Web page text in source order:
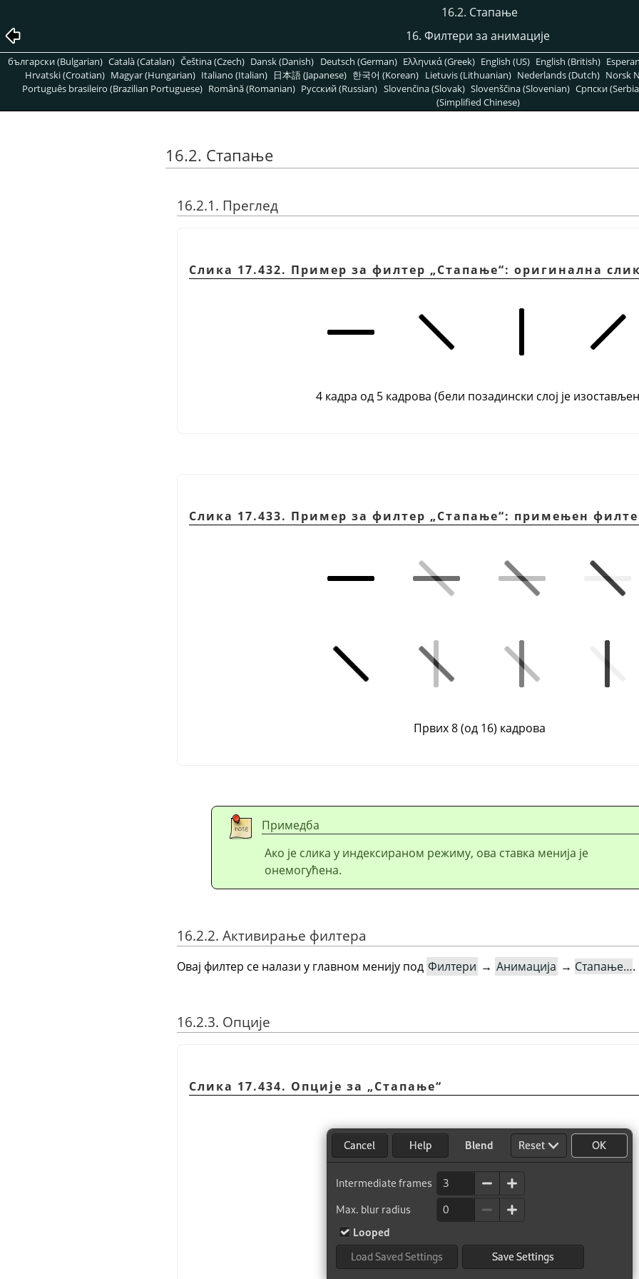
16.2. Стапање
16. Филтери за анимације
български (Bulgarian) Català (Catalan) Čeština (Czech) Dansk (Danish) Deutsch (German) Ελληνικά (Greek) English (US) English (British)
Hrvatski (Croatian) Magyar (Hungarian) Italiano (Italian) 日本語 (Japanese) 한국어 (Korean) Lietuvis (Lithuanian) Nederlands (Dutch) Norsk
Português brasileiro (Brazilian Portuguese) Română (Romanian) Pусский (Russian) Slovenčina (Slovak) Slovenščina (Slovenian) Српски
(Simplified Chinese)
16.2. Стапање
16.2.1. Преглед
Слика 17.432. Пример за филтер „Стапање“: оригинална
4 кадра од 5 кадрова (бели позадински слој је
Слика 17.433. Пример за филтер „Стапање“: примењен
Првих 8 (од 16) кадрова
Примедба
Ако је слика у индексираном режиму, ова ставка менија је
онемогућена.
16.2.2. Активирање филтера
Овај филтер се налази у главном менију под Филтери → Анимација → Стапање….
16.2.3. Опције
Слика 17.434. Опције за „Стапање“